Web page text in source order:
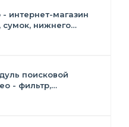
- интернет-магазин
нижнего
поисковой
- фильтр,